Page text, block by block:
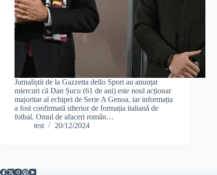
Jurnaliștii de la Gazzetta dello Sport au anunțat
miercuri că Dan Șucu (61 de ani) este noul acționar
majoritar al echipei de Serie A Genoa, iar informația
a fost confirmată ulterior de formația italiană de
fotbal. Omul de afaceri român…
test
20/12/2024